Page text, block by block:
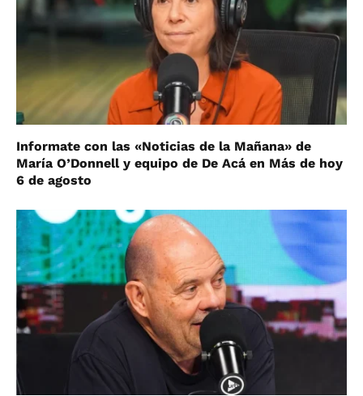
Informate con las «Noticias de la Mañana» de
María O’Donnell y equipo de De Acá en Más de hoy
6 de agosto